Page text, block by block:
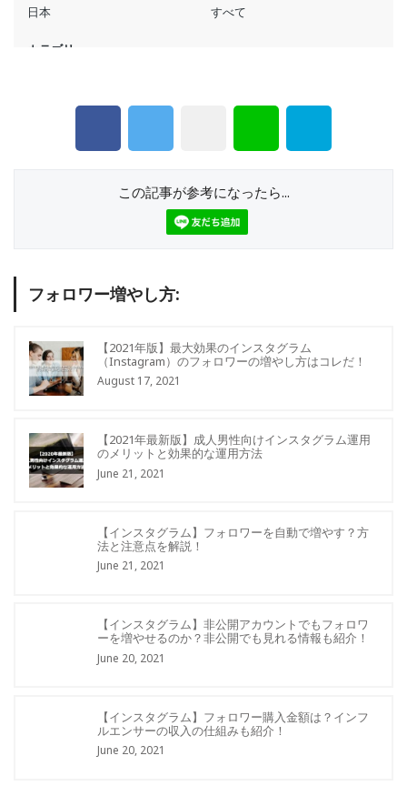
この記事が参考になったら...
フォロワー増やし方:
【2021年版】最大効果のインスタグラム
（Instagram）のフォロワーの増やし方はコレだ！
August 17, 2021
【2021年最新版】成人男性向けインスタグラム運用
のメリットと効果的な運用方法
June 21, 2021
【インスタグラム】フォロワーを自動で増やす？方
法と注意点を解説！
June 21, 2021
【インスタグラム】非公開アカウントでもフォロワ
ーを増やせるのか？非公開でも見れる情報も紹介！
June 20, 2021
【インスタグラム】フォロワー購入金額は？インフ
ルエンサーの収入の仕組みも紹介！
June 20, 2021